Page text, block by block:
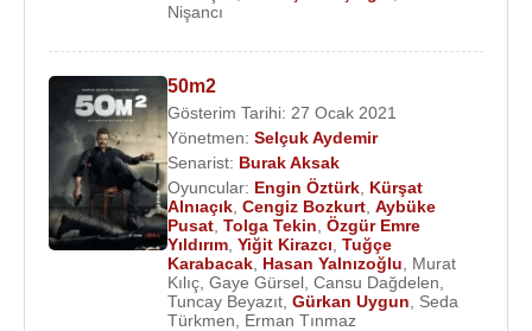
Nişancı
50m2
Gösterim Tarihi: 27 Ocak 2021
Yönetmen: Selçuk Aydemir
Senarist: Burak Aksak
Oyuncular: Engin Öztürk Kürşat
Alnıaçık Cengiz Bozkurt Aybüke
Pusat Tolga Tekin Özgür Emre
Yıldırım Yiğit Kirazcı Tuğçe
Karabacak Hasan Yalnızoğlu
Murat
Kılıç Gaye Gürsel Cansu Dağdelen
Tuncay Beyazıt Gürkan Uygun
Seda
Türkmen
Erman Tınmaz